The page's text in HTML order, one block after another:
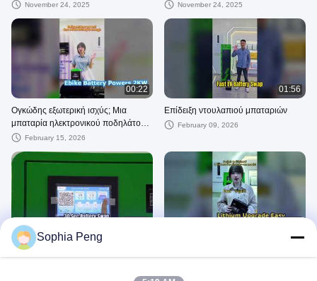
November 24, 2025 November 24, 2025
00:22
Ογκώδης εξωτερική ισχύς; Μια
μπαταρία ηλεκτρονικού ποδηλάτου
είναι αρκετή;
February 15, 2026
01:56
Επίδειξη ντουλαπιού μπαταριών
February 09, 2026
Δείτε πώς λειτουργεί το σύστημα
Power Gogo Smart Swap Battery
ταιριάζει άμεσα—χωρίς mods!
Sophia Peng